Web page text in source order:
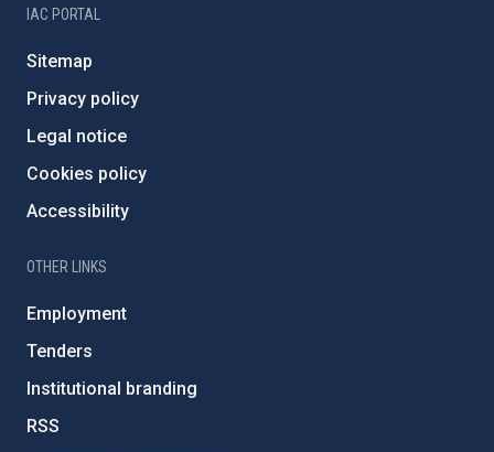
IAC PORTAL
Sitemap
Privacy policy
Legal notice
Cookies policy
Accessibility
OTHER LINKS
Employment
Tenders
Institutional branding
RSS